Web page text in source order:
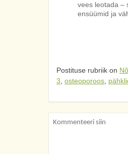
vees leotada –
ensüümid ja
Postituse rubriik on
3 osteoporoos